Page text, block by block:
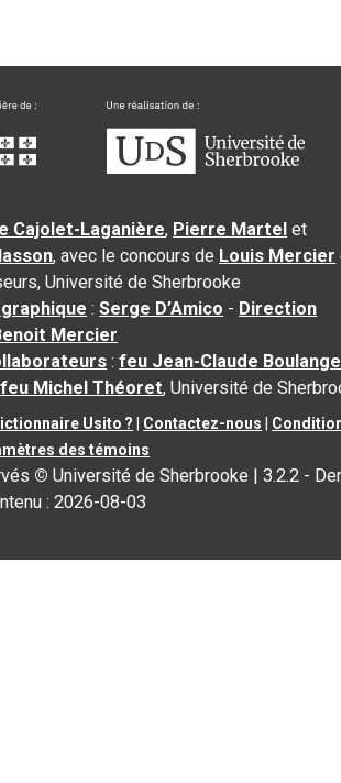
Cajolet-Laganière, Pierre Martel et
, avec le concours de Louis Mercier
Université de Sherbrooke
:Serge D’Amico - Direction
Mercier
:feu Jean-Claude
feu Michel Théoret, Université de
Usito ? Contactez-nous
des témoins
© Université de Sherbrooke |3.2.2 -
:2026-08-03